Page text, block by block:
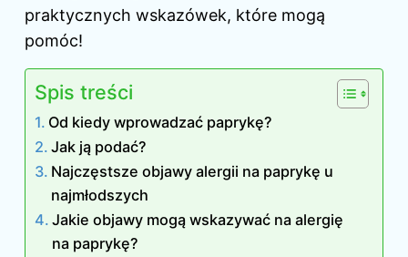
praktycznych wskazówek, które mogą
pomóc!
Spis treści
Od kiedy wprowadzać paprykę?
Jak ją podać?
Najczęstsze objawy alergii na paprykę u
najmłodszych
Jakie objawy mogą wskazywać na alergię
na paprykę?